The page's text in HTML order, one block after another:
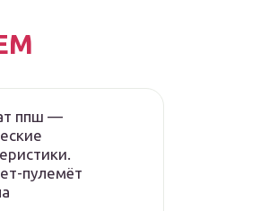
ппш —
пулемёт